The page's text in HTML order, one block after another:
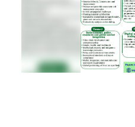
REGISTRAR